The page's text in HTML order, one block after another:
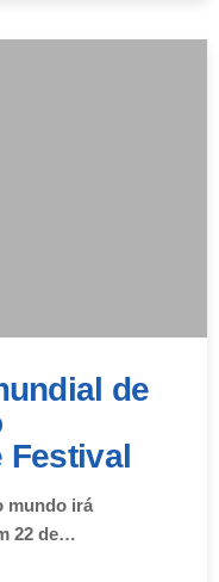
de
Festival
mundo irá
22 de…